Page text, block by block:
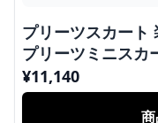
プリーツスカート
プリーツミニスカ
¥11,140